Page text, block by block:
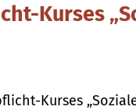
Kurses
Kurses